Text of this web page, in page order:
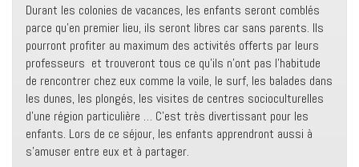
Durant les colonies de vacances, les enfants seront comblés
parce qu’en premier lieu, ils seront libres car sans parents. Ils
pourront profiter au maximum des activités offerts par leurs
professeurs et trouveront tous ce qu’ils n’ont pas l’habitude
de rencontrer chez eux comme la voile, le surf, les balades dans
les dunes, les plongés, les visites de centres socioculturelles
d’une région particulière … C’est très divertissant pour les
enfants. Lors de ce séjour, les enfants apprendront aussi à
s’amuser entre eux et à partager.